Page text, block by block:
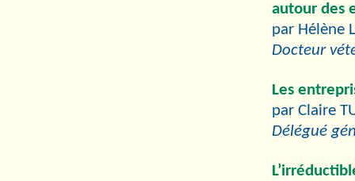
autour des
par Hélène
Docteur
Les
par Claire
Délégué